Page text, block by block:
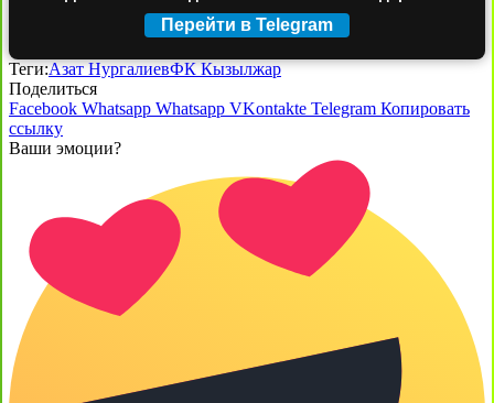
Перейти в Telegram
Теги:Азат НургалиевФК Кызылжар
Поделиться
Facebook Whatsapp Whatsapp VKontakte Telegram Копировать
ссылку
Ваши эмоции?